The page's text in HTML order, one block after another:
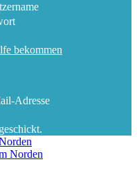
bekommen
Adresse